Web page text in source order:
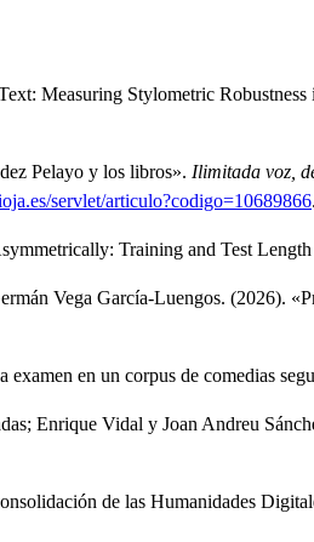
Measuring Stylometric
Pelayo y los libros». Ilimitada voz,
servlet/articulo?codigo=10689866.
Training and Test
Vega García-Luengos. (2026).
examen en un corpus de comedias
Enrique Vidal y Joan Andreu
de las Humanidades